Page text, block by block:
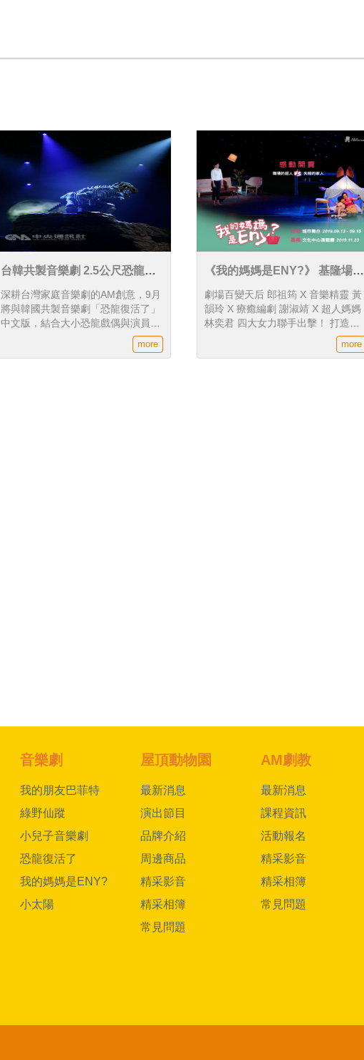
台韓共製音樂劇 2.5公尺恐龍化
石復活
深耕台灣家庭音樂劇的AM創意，9月
將與韓國共製音樂劇「恐龍復活了」
中文版，結合大小恐龍戲偶與演員歌
舞外，一尊高達2.5公尺的恐龍化石
more
《我的媽媽是ENY?》 基隆場正
式開賣！！
劇場百變天后 郎祖筠 X 音樂精靈 黃
韻玲 X 療癒編劇 謝淑靖 X 超人媽媽
林奕君 四大女力聯手出擊！ 打造最
more
音樂劇
我的朋友巴菲特
綠野仙蹤
小兒子音樂劇
恐龍復活了
我的媽媽是ENY?
小太陽
屋頂動物園
最新消息
演出節目
品牌介紹
周邊商品
精采影音
精采相簿
常見問題
AM劇教
最新消息
課程資訊
活動報名
精采影音
精采相簿
常見問題